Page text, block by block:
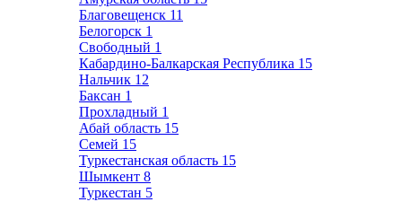
Благовещенск 11
Белогорск 1
Свободный 1
Кабардино-Балкарская Республика 15
Нальчик 12
Баксан 1
Прохладный 1
Абай область 15
Семей 15
Туркестанская область 15
Шымкент 8
Туркестан 5